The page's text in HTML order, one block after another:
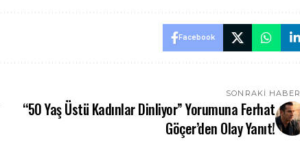
Facebook
SONRAKI HABER
“50 Yaş Üstü Kadınlar Dinliyor” Yorumuna Ferhat
Göçer’den Olay Yanıt!